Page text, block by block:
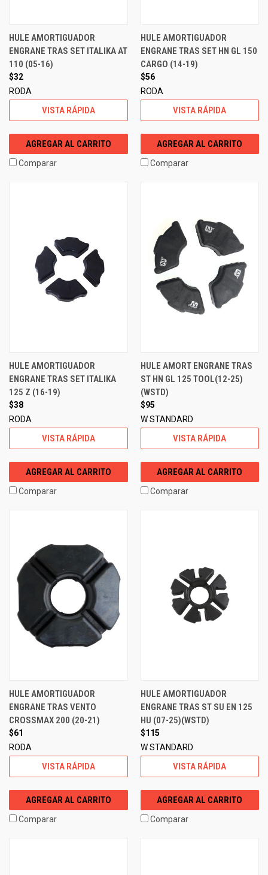
HULE AMORTIGUADOR
ENGRANE TRAS SET ITALIKA AT
110 (05-16)
$32
RODA
VISTA RÁPIDA
AGREGAR AL CARRITO
Comparar
HULE AMORTIGUADOR
ENGRANE TRAS SET HN GL 150
CARGO (14-19)
$56
RODA
VISTA RÁPIDA
AGREGAR AL CARRITO
Comparar
HULE AMORTIGUADOR
ENGRANE TRAS SET ITALIKA
125 Z (16-19)
$38
RODA
VISTA RÁPIDA
AGREGAR AL CARRITO
Comparar
HULE AMORT ENGRANE TRAS
ST HN GL 125 TOOL(12-25)
(WSTD)
$95
W STANDARD
VISTA RÁPIDA
AGREGAR AL CARRITO
Comparar
HULE AMORTIGUADOR
ENGRANE TRAS VENTO
CROSSMAX 200 (20-21)
$61
RODA
VISTA RÁPIDA
AGREGAR AL CARRITO
Comparar
HULE AMORTIGUADOR
ENGRANE TRAS ST SU EN 125
HU (07-25)(WSTD)
$115
W STANDARD
VISTA RÁPIDA
AGREGAR AL CARRITO
Comparar